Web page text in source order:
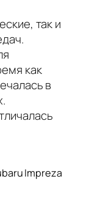
так и
как
в
Impreza